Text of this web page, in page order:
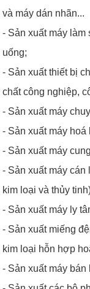
và máy dán nhãn...
- Sản xuất máy làm
uống;
- Sản xuất thiết bị
chất công nghiệp,
- Sản xuất máy
- Sản xuất máy hoá
- Sản xuất máy
- Sản xuất máy cán
kim loại và thủy
- Sản xuất máy ly
- Sản xuất miếng
kim loại hỗn hợp
- Sản xuất máy bán